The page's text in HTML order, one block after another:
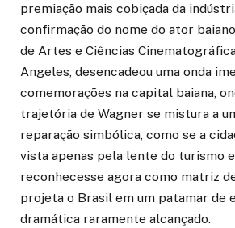
premiação mais cobiçada da
confirmação do nome do ator
de Artes e Ciências
Angeles, desencadeou uma onda
comemorações na capital baiana,
trajetória de Wagner se mistura a
reparação simbólica, como se a
vista apenas pela lente do turismo
reconhecesse agora como matriz
projeta o Brasil em um patamar de
dramática raramente alcançado.